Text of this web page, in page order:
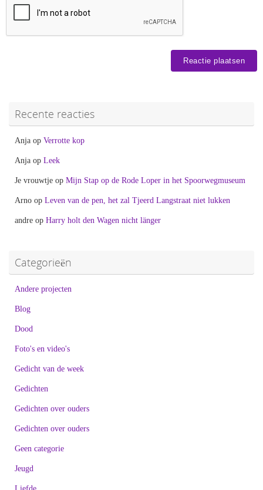
Recente reacties
Anja op Verrotte kop
Anja op Leek
Je vrouwtje op Mijn Stap op de Rode Loper in het Spoorwegmuseum
Arno op Leven van de pen, het zal Tjeerd Langstraat niet lukken
andre op Harry holt den Wagen nicht länger
Categorieën
Andere projecten
Blog
Dood
Foto's en video's
Gedicht van de week
Gedichten
Gedichten over ouders
Gedichten over ouders
Geen categorie
Jeugd